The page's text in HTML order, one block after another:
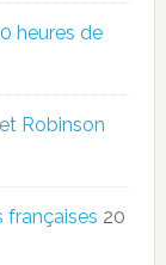
heures de
Robinson
françaises 20